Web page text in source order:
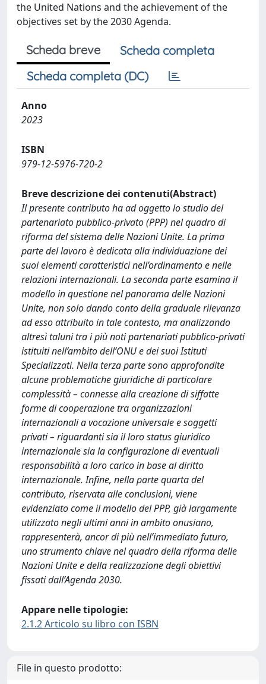
the United Nations and the achievement of the
objectives set by the 2030 Agenda.
Scheda breve
Scheda completa
Scheda completa (DC)
Anno
2023
ISBN
979-12-5976-720-2
Breve descrizione dei contenuti(Abstract)
Il presente contributo ha ad oggetto lo studio del
partenariato pubblico-privato (PPP) nel quadro di
riforma del sistema delle Nazioni Unite. La prima
parte del lavoro è dedicata alla individuazione dei
suoi elementi caratteristici nell’ordinamento e nelle
relazioni internazionali. La seconda parte esamina il
modello in questione nel panorama delle Nazioni
Unite, non solo dando conto della graduale rilevanza
ad esso attribuito in tale contesto, ma analizzando
altresì taluni tra i più noti partenariati pubblico-privati
istituiti nell’ambito dell’ONU e dei suoi Istituti
Specializzati. Nella terza parte sono approfondite
alcune problematiche giuridiche di particolare
complessità – connesse alla creazione di siffatte
forme di cooperazione tra organizzazioni
internazionali a vocazione universale e soggetti
privati – riguardanti sia il loro status giuridico
internazionale sia la configurazione di eventuali
responsabilità a loro carico in base al diritto
internazionale. Infine, nella parte quarta del
contributo, riservata alle conclusioni, viene
evidenziato come il modello del PPP, già largamente
utilizzato negli ultimi anni in ambito onusiano,
rappresenterà, ancor di più nell’immediato futuro,
uno strumento chiave nel quadro della riforma delle
Nazioni Unite e della realizzazione degli obiettivi
fissati dall’Agenda 2030.
Appare nelle tipologie:
2.1.2 Articolo su libro con ISBN
File in questo prodotto: